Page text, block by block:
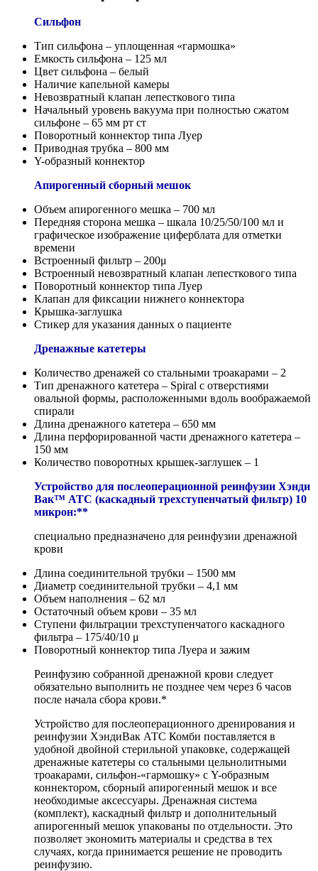
Сильфон
Тип сильфона – уплощенная «гармошка»
Емкость сильфона – 125 мл
Цвет сильфона – белый
Наличие капельной камеры
Невозвратный клапан лепесткового типа
Начальный уровень вакуума при полностью сжатом
сильфоне – 65 мм рт ст
Поворотный коннектор типа Луер
Приводная трубка – 800 мм
Y-образный коннектор
Апирогенный сборный мешок
Объем апирогенного мешка – 700 мл
Передняя сторона мешка – шкала 10/25/50/100 мл и
графическое изображение циферблата для отметки
времени
Встроенный фильтр – 200μ
Встроенный невозвратный клапан лепесткового типа
Поворотный коннектор типа Луер
Клапан для фиксации нижнего коннектора
Крышка-заглушка
Стикер для указания данных о пациенте
Дренажные катетеры
Количество дренажей со стальными троакарами – 2
Тип дренажного катетера – Spiral с отверстиями
овальной формы, расположенными вдоль воображаемой
спирали
Длина дренажного катетера – 650 мм
Длина перфорированной части дренажного катетера –
150 мм
Количество поворотных крышек-заглушек – 1
Устройство для послеоперационной реинфузии Хэнди
Вак™ АТС (каскадный трехступенчатый фильтр) 10
микрон:**
специально предназначено для реинфузии дренажной
крови
Длина соединительной трубки – 1500 мм
Диаметр соединительной трубки – 4,1 мм
Объем наполнения – 62 мл
Остаточный объем крови – 35 мл
Ступени фильтрации трехступенчатого каскадного
фильтра – 175/40/10 μ
Поворотный коннектор типа Луера и зажим
Реинфузию собранной дренажной крови следует
обязательно выполнить не позднее чем через 6 часов
после начала сбора крови.*
Устройство для послеоперационного дренирования и
реинфузии ХэндиВак АТС Комби поставляется в
удобной двойной стерильной упаковке, содержащей
дренажные катетеры со стальными цельнолитными
троакарами, сильфон-«гармошку» с Y-образным
коннектором, сборный апирогенный мешок и все
необходимые аксессуары. Дренажная система
(комплект), каскадный фильтр и дополнительный
апирогенный мешок упакованы по отдельности. Это
позволяет экономить материалы и средства в тех
случаях, когда принимается решение не проводить
реинфузию.